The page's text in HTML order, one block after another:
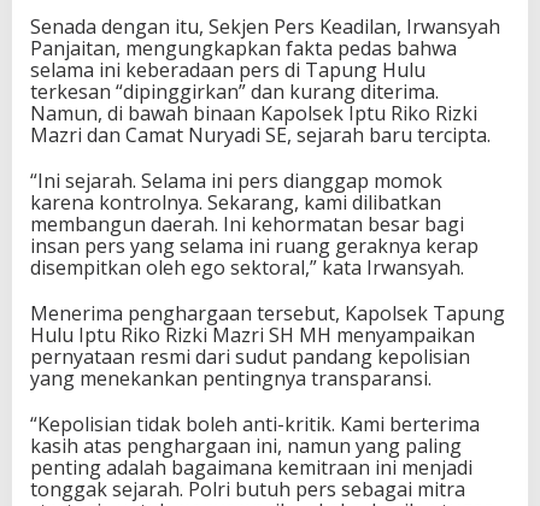
Senada dengan itu, Sekjen Pers Keadilan, Irwansyah
Panjaitan, mengungkapkan fakta pedas bahwa
selama ini keberadaan pers di Tapung Hulu
terkesan “dipinggirkan” dan kurang diterima.
Namun, di bawah binaan Kapolsek Iptu Riko Rizki
Mazri dan Camat Nuryadi SE, sejarah baru tercipta.
“Ini sejarah. Selama ini pers dianggap momok
karena kontrolnya. Sekarang, kami dilibatkan
membangun daerah. Ini kehormatan besar bagi
insan pers yang selama ini ruang geraknya kerap
disempitkan oleh ego sektoral,” kata Irwansyah.
Menerima penghargaan tersebut, Kapolsek Tapung
Hulu Iptu Riko Rizki Mazri SH MH menyampaikan
pernyataan resmi dari sudut pandang kepolisian
yang menekankan pentingnya transparansi.
“Kepolisian tidak boleh anti-kritik. Kami berterima
kasih atas penghargaan ini, namun yang paling
penting adalah bagaimana kemitraan ini menjadi
tonggak sejarah. Polri butuh pers sebagai mitra